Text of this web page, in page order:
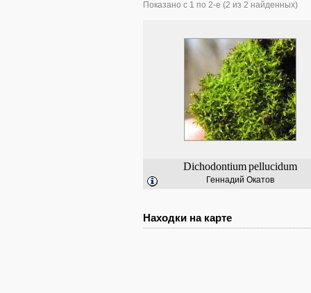
Показано с 1 по 2-е (2 из 2 найденных)
Dichodontiumpellucidum
Геннадий Окатов
Находки на карте